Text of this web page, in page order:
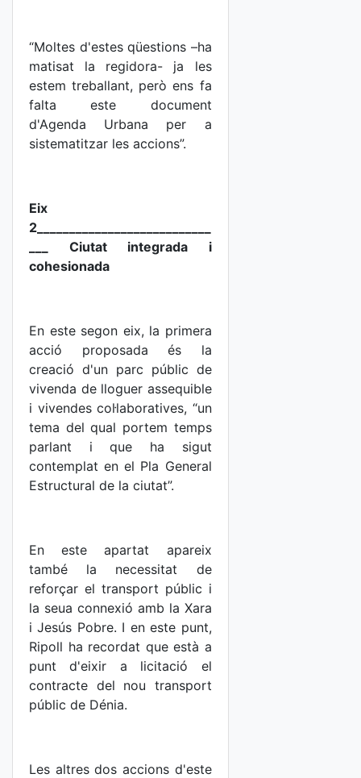
“Moltes d'estes qüestions –ha
matisat la regidora- ja les
estem treballant, però ens fa
falta este document
d'Agenda Urbana per a
sistematitzar les accions”.
Eix
2___________________________
___ Ciutat integrada i
cohesionada
En este segon eix, la primera
acció proposada és la
creació d'un parc públic de
vivenda de lloguer assequible
i vivendes col·laboratives, “un
tema del qual portem temps
parlant i que ha sigut
contemplat en el Pla General
Estructural de la ciutat”.
En este apartat apareix
també la necessitat de
reforçar el transport públic i
la seua connexió amb la Xara
i Jesús Pobre. I en este punt,
Ripoll ha recordat que està a
punt d'eixir a licitació el
contracte del nou transport
públic de Dénia.
Les altres dos accions d'este